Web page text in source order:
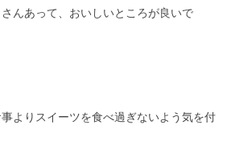
んあって、おいしいところが良いで
よりスイーツを食べ過ぎないよう気を付